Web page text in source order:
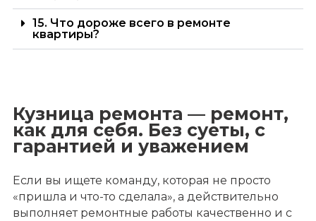
15. Что дороже всего в ремонте
квартиры?
Кузница ремонта — ремонт,
как для себя. Без суеты, с
гарантией и уважением
Если вы ищете команду, которая не просто
«пришла и что-то сделала», а действительно
выполняет ремонтные работы качественно и с